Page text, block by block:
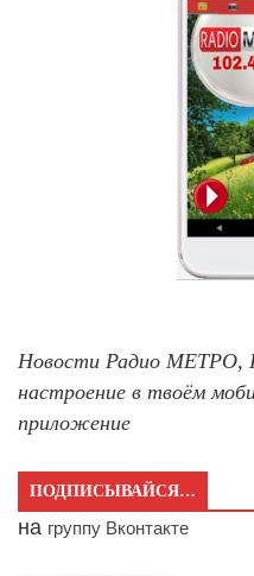
Новости Радио МЕТРО,
настроение в твоём
приложение
ПОДПИСЫВАЙСЯ…
на группу Вконтакте